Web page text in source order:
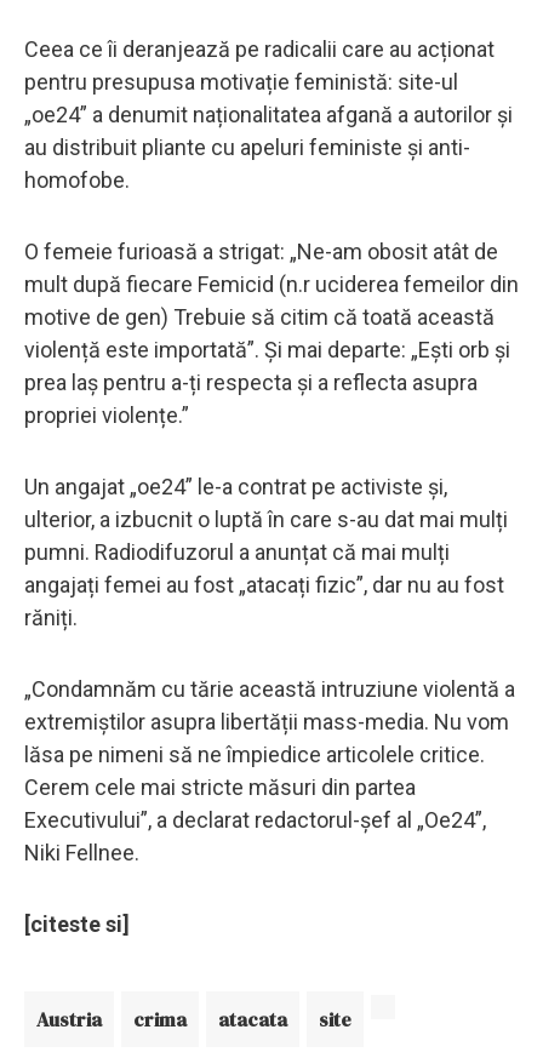
Ceea ce îi deranjează pe radicalii care au acționat
pentru presupusa motivație feministă: site-ul
„oe24” a denumit naționalitatea afgană a autorilor și
au distribuit pliante cu apeluri feministe și anti-
homofobe.
O femeie furioasă a strigat: „Ne-am obosit atât de
mult după fiecare Femicid (n.r uciderea femeilor din
motive de gen) Trebuie să citim că toată această
violență este importată”. Și mai departe: „Ești orb și
prea laș pentru a-ți respecta și a reflecta asupra
propriei violențe.”
Un angajat „oe24” le-a contrat pe activiste și,
ulterior, a izbucnit o luptă în care s-au dat mai mulți
pumni. Radiodifuzorul a anunțat că mai mulți
angajați femei au fost „atacați fizic”, dar nu au fost
răniți.
„Condamnăm cu tărie această intruziune violentă a
extremiștilor asupra libertății mass-media. Nu vom
lăsa pe nimeni să ne împiedice articolele critice.
Cerem cele mai stricte măsuri din partea
Executivului”, a declarat redactorul-șef al „Oe24”,
Niki Fellnee.
[citeste si]
Austria crima atacata site